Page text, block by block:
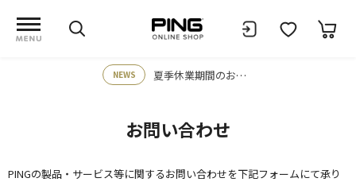
NEWS 夏季休業期間のお知らせ
お問い合わせ
PINGの製品・サービス等に関するお問い合わせを下記フォームにて承り